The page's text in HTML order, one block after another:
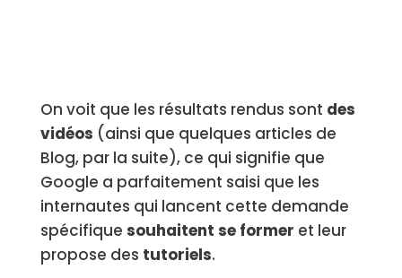
On voit que les résultats rendus sont des
vidéos (ainsi que quelques articles de
Blog, par la suite), ce qui signifie que
Google a parfaitement saisi que les
internautes qui lancent cette demande
spécifique souhaitent se former et leur
propose des tutoriels.